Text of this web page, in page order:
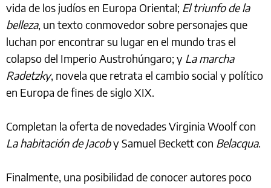
vida de los judíos en Europa Oriental; El triunfo de la
belleza, un texto conmovedor sobre personajes que
luchan por encontrar su lugar en el mundo tras el
colapso del Imperio Austrohúngaro; y La marcha
Radetzky, novela que retrata el cambio social y político
en Europa de fines de siglo XIX.
Completan la oferta de novedades Virginia Woolf con
La habitación de Jacoby Samuel Beckett con Belacqua.
Finalmente, una posibilidad de conocer autores poco